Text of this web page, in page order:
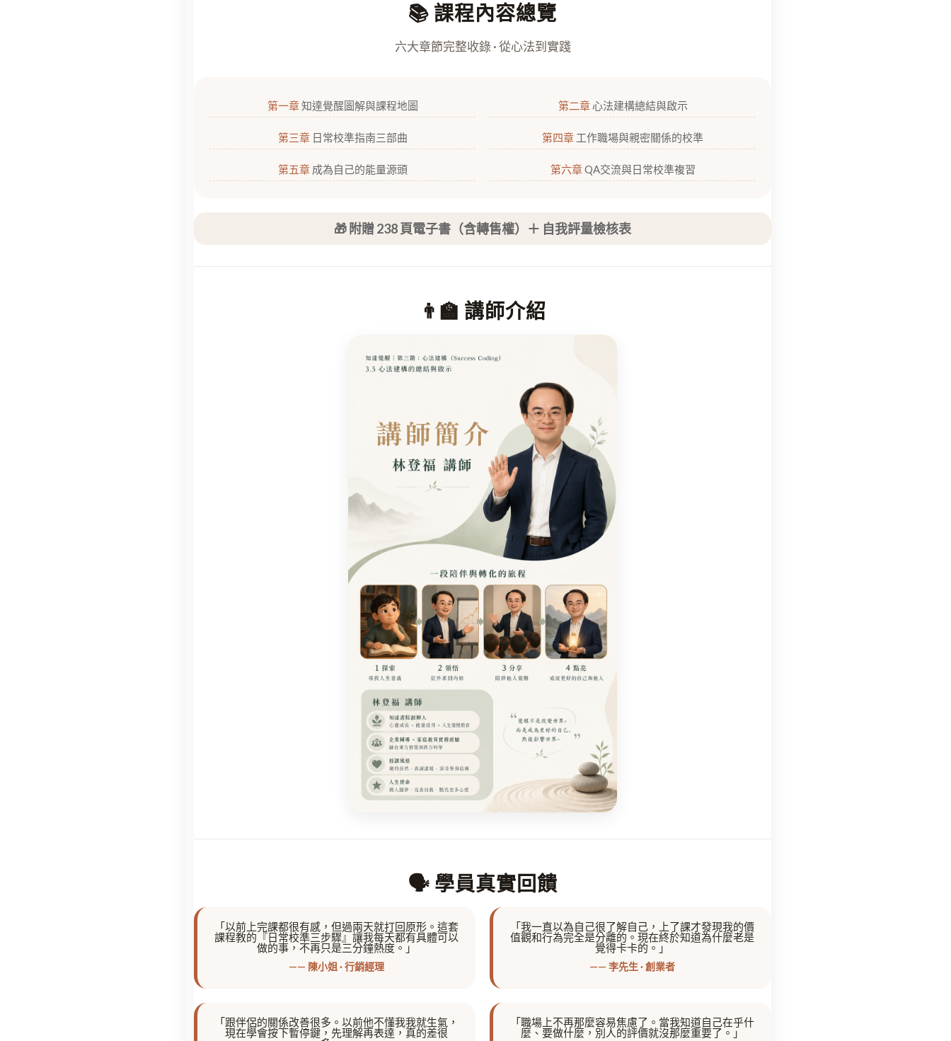
📚 課程內容總覽
六大章節完整收錄 · 從心法到實踐
第一章知達覺醒圖解與課程地圖 第二章心法建構總結與啟示
第三章日常校準指南三部曲 第四章 工作職場與親密關係的校準
第五章成為自己的能量源頭 第六章QA交流與日常校準複習
🎁 附贈 238 頁電子書（含轉售權）＋ 自我評量檢核表
👨‍🏫 講師介紹
🗣️ 學員真實回饋
「以前上完課都很有感，但過兩天就打回原形。這套
課程教的『日常校準三步驟』讓我每天都有具體可以
做的事，不再只是三分鐘熱度。」
—— 陳小姐 · 行銷經理
「我一直以為自己很了解自己，上了課才發現我的價
值觀和行為完全是分離的。現在終於知道為什麼老是
覺得卡卡的。」
—— 李先生 · 創業者
「跟伴侶的關係改善很多。以前他不懂我我就生氣，
現在學會按下暫停鍵，先理解再表達，真的差很
「職場上不再那麼容易焦慮了。當我知道自己在乎什
麼、要做什麼，別人的評價就沒那麼重要了。」